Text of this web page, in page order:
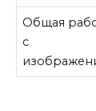
Общая
с